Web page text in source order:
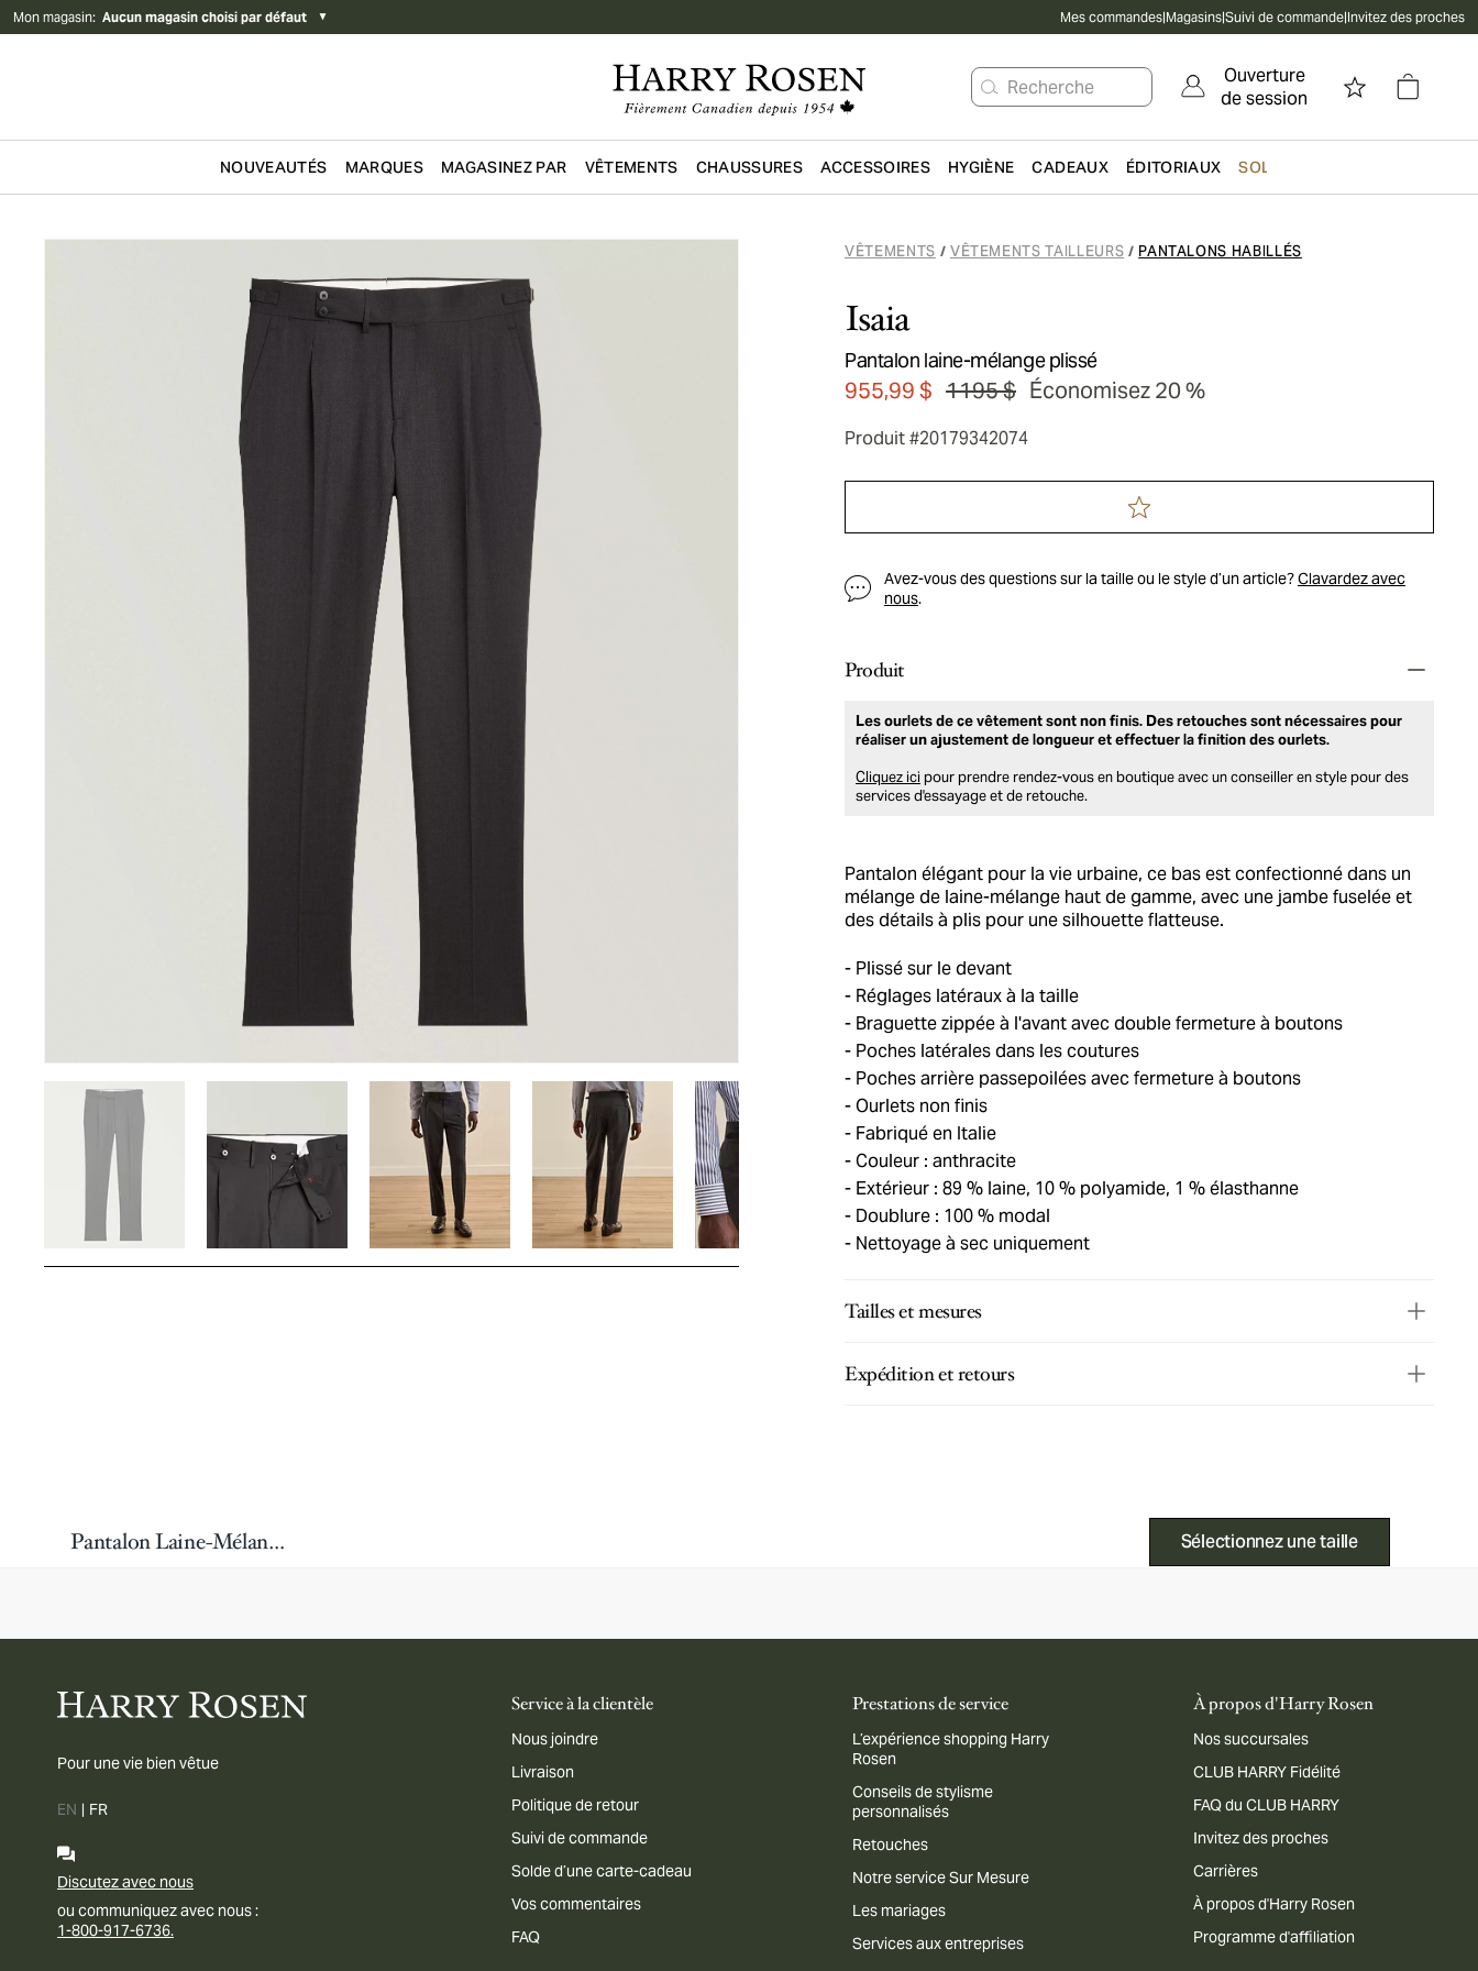
Mon magasin: Aucun magasin choisi par défaut ▼ Mes commandes|Magasins|Suivi de commande|Invitez des proches
Recherche
Ouverture
de session
Passer au contenu principal
NOUVEAUTÉS MARQUES MAGASINEZ PAR VÊTEMENTS CHAUSSURES ACCESSOIRES HYGIÈNE CADEAUX ÉDITORIAUX SOLDES
VÊTEMENTS / VÊTEMENTS TAILLEURS / PANTALONS HABILLÉS
Isaia
Pantalon laine-mélange plissé
955,99 $ 1195 $ Économisez 20 %
Produit #20179342074
Avez-vous des questions sur la taille ou le style d’un article?Clavardez avec
nous.
Produit
Les ourlets de ce vêtement sont non finis. Des retouches sont nécessaires pour
réaliser un ajustement de longueur et effectuer la finition des ourlets.
Cliquez ici pour prendre rendez-vous en boutique avec un conseiller en style pour des
services d'essayage et de retouche.
Pantalon élégant pour la vie urbaine, ce bas est confectionné dans un
mélange de laine-mélange haut de gamme, avec une jambe fuselée et
des détails à plis pour une silhouette flatteuse.
Plissé sur le devant
Réglages latéraux à la taille
Braguette zippée à l'avant avec double fermeture à boutons
Poches latérales dans les coutures
Poches arrière passepoilées avec fermeture à boutons
Ourlets non finis
Fabriqué en Italie
Couleur : anthracite
Extérieur : 89 % laine, 10 % polyamide, 1 % élasthanne
Doublure : 100 % modal
Nettoyage à sec uniquement
Tailles et mesures
Expédition et retours
Pantalon Laine-Mélange Plissé Sélectionnez une taille
Pour une vie bien vêtue
EN | FR
Discutez avec nous
ou communiquez avec nous :
1-800-917-6736.
Service à la clientèle
Nous joindre
Livraison
Politique de retour
Suivi de commande
Solde d’une carte-cadeau
Vos commentaires
FAQ
Prestations de service
L’expérience shopping Harry
Rosen
Conseils de stylisme
personnalisés
Retouches
Notre service Sur Mesure
Les mariages
Services aux entreprises
À propos d'Harry Rosen
Nos succursales
CLUB HARRY Fidélité
FAQ du CLUB HARRY
Invitez des proches
Carrières
À propos d'Harry Rosen
Programme d'affiliation